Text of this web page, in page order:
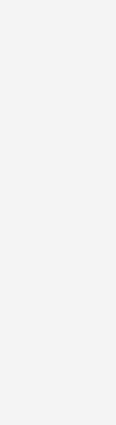
Vollwartung ist
Risikoabzinsung.
Leute
Ich
einiges wert.
ist es eine
sich gezielt
Das sind aber
die Finanzierung
Rolle. Wenn